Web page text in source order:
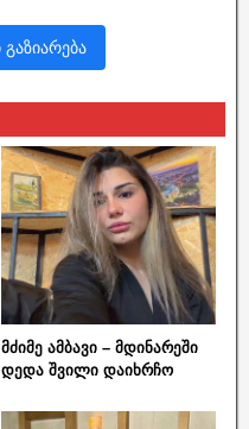
გაზიარება
მძიმე ამბავი – მდინარეში
დედა შვილი დაიხრჩო